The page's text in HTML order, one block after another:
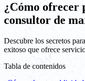
¿Cómo ofrecer
consultor de
Descubre los secretos
exitoso que ofrece
Tabla de contenidos